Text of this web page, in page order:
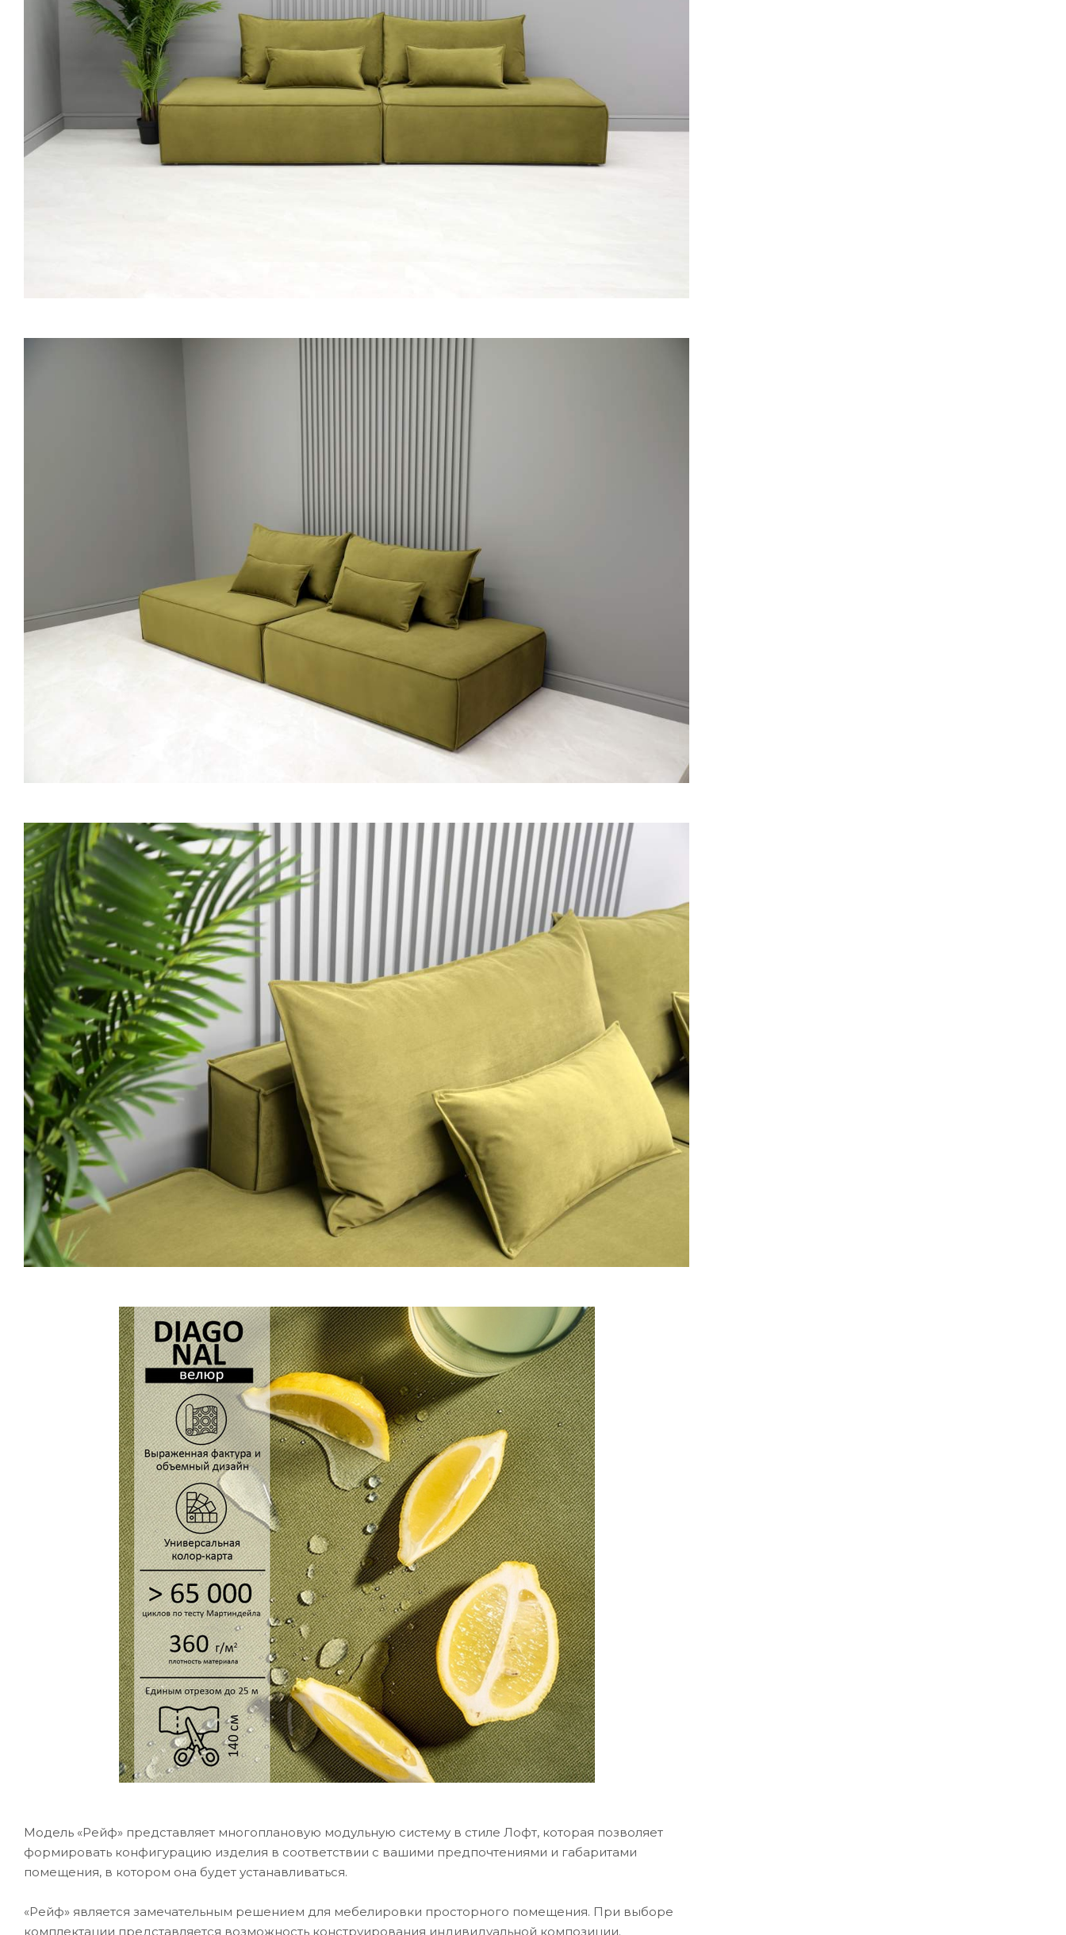
Модель «Рейф» представляет многоплановую модульную систему в стиле Лофт, которая позволяет
формировать конфигурацию изделия в соответствии с вашими предпочтениями и габаритами
помещения, в котором она будет устанавливаться.
«Рейф» является замечательным решением для мебелировки просторного помещения. При выборе
комплектации представляется возможность конструирования индивидуальной композиции.